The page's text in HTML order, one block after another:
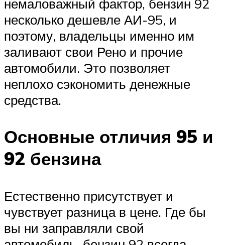
немаловажный фактор, бензин 92
несколько дешевле АИ-95, и
поэтому, владельцы именно им
заливают свои Рено и прочие
автомобили. Это позволяет
неплохо сэкономить денежные
средства.
Основные отличия 95 и
92 бензина
Естественно присутствует и
чувствует разница в цене. Где бы
вы ни заправляли свой